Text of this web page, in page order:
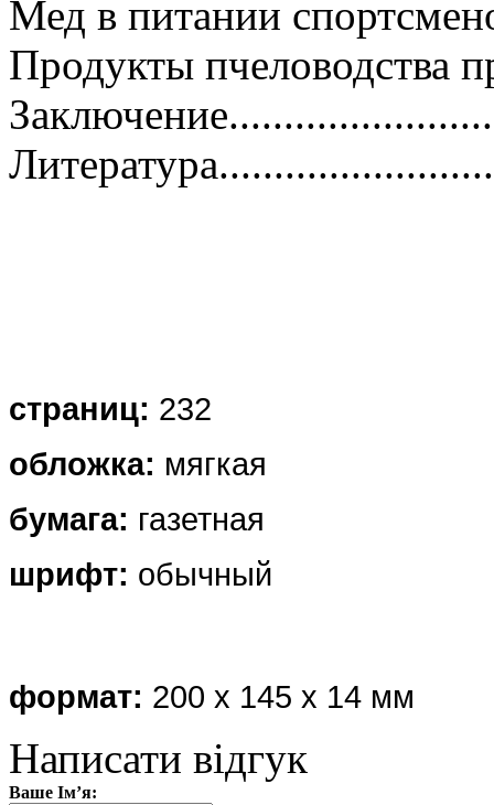
Мед в питании
Продукты пчеловодства
страниц: 232
обложка: мягкая
бумага: газетная
шрифт: обычный
формат: 200 х 145 х 14 мм
Написати відгук
Ваше Ім’я: